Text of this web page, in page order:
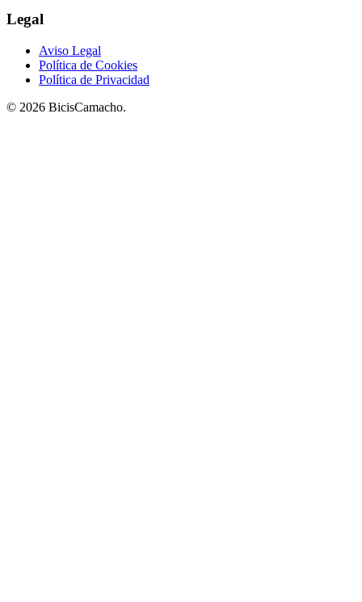
Legal
Aviso Legal
Política de Cookies
Política de Privacidad
© 2026 BicisCamacho.